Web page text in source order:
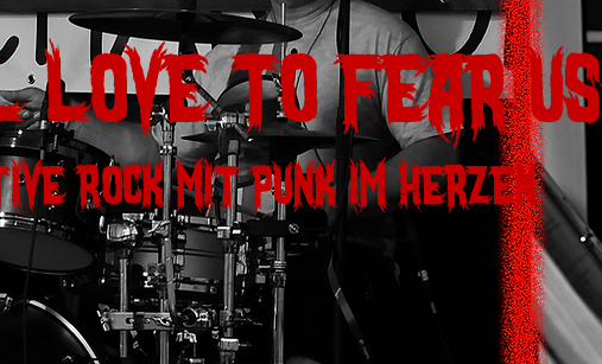
love to fear us
Rock mit Punk im Herzen